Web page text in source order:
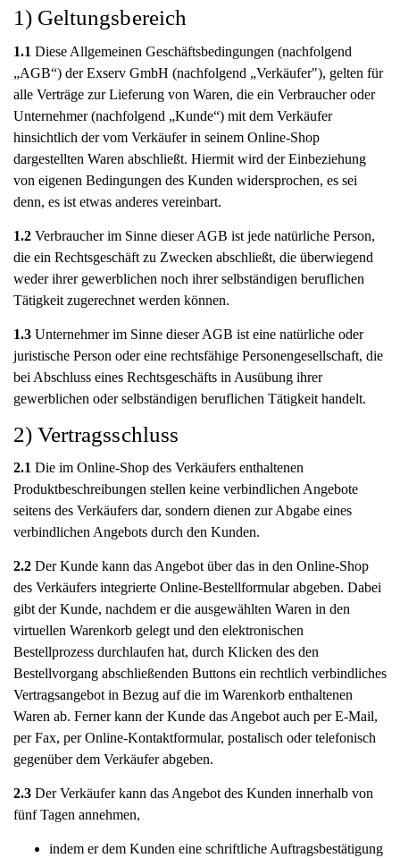
1) Geltungsbereich
1.1 Diese Allgemeinen Geschäftsbedingungen (nachfolgend
„AGB“) der Exserv GmbH (nachfolgend „Verkäufer"), gelten für
alle Verträge zur Lieferung von Waren, die ein Verbraucher oder
Unternehmer (nachfolgend „Kunde“) mit dem Verkäufer
hinsichtlich der vom Verkäufer in seinem Online-Shop
dargestellten Waren abschließt. Hiermit wird der Einbeziehung
von eigenen Bedingungen des Kunden widersprochen, es sei
denn, es ist etwas anderes vereinbart.
1.2 Verbraucher im Sinne dieser AGB ist jede natürliche Person,
die ein Rechtsgeschäft zu Zwecken abschließt, die überwiegend
weder ihrer gewerblichen noch ihrer selbständigen beruflichen
Tätigkeit zugerechnet werden können.
1.3 Unternehmer im Sinne dieser AGB ist eine natürliche oder
juristische Person oder eine rechtsfähige Personengesellschaft, die
bei Abschluss eines Rechtsgeschäfts in Ausübung ihrer
gewerblichen oder selbständigen beruflichen Tätigkeit handelt.
2) Vertragsschluss
2.1 Die im Online-Shop des Verkäufers enthaltenen
Produktbeschreibungen stellen keine verbindlichen Angebote
seitens des Verkäufers dar, sondern dienen zur Abgabe eines
verbindlichen Angebots durch den Kunden.
2.2 Der Kunde kann das Angebot über das in den Online-Shop
des Verkäufers integrierte Online-Bestellformular abgeben. Dabei
gibt der Kunde, nachdem er die ausgewählten Waren in den
virtuellen Warenkorb gelegt und den elektronischen
Bestellprozess durchlaufen hat, durch Klicken des den
Bestellvorgang abschließenden Buttons ein rechtlich verbindliches
Vertragsangebot in Bezug auf die im Warenkorb enthaltenen
Waren ab. Ferner kann der Kunde das Angebot auch per E-Mail,
per Fax, per Online-Kontaktformular, postalisch oder telefonisch
gegenüber dem Verkäufer abgeben.
2.3 Der Verkäufer kann das Angebot des Kunden innerhalb von
fünf Tagen annehmen,
indem er dem Kunden eine schriftliche Auftragsbestätigung